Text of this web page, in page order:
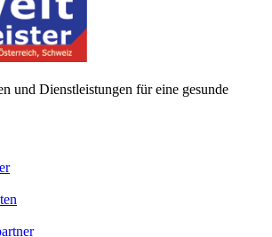
und Dienstleistungen für eine gesunde